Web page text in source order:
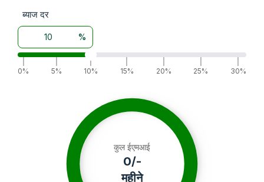
ब्याज दर
%
0%
5%
|
10%
15%
20%
25%
30%
कुल ईएमआई
0/-
महीने